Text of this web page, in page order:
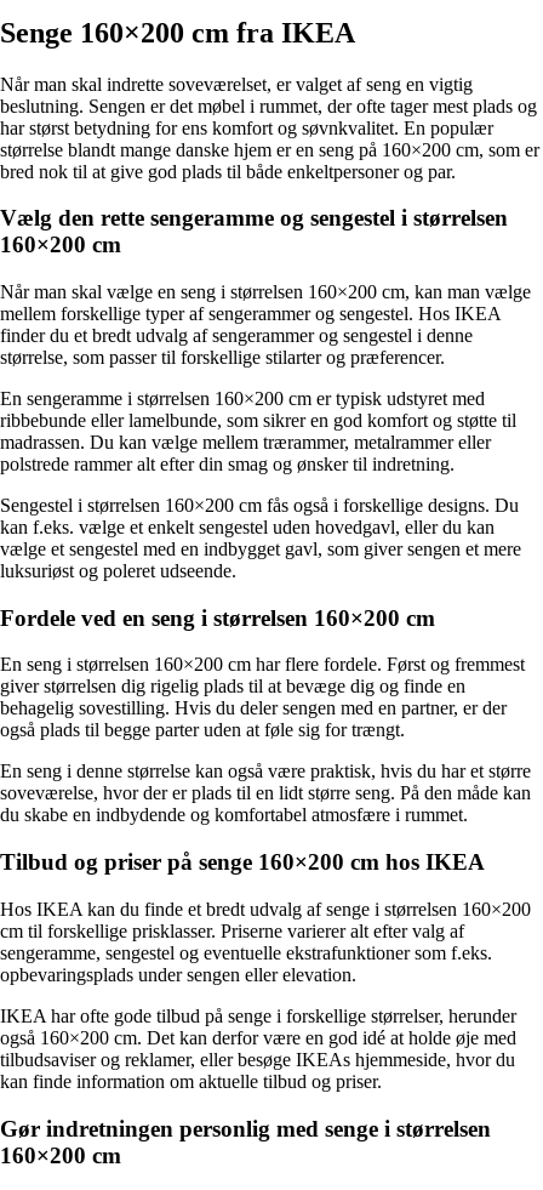
Senge 160×200 cm fra IKEA
Når man skal indrette soveværelset, er valget af seng en vigtig
beslutning. Sengen er det møbel i rummet, der ofte tager mest plads og
har størst betydning for ens komfort og søvnkvalitet. En populær
størrelse blandt mange danske hjem er en seng på 160×200 cm, som er
bred nok til at give god plads til både enkeltpersoner og par.
Vælg den rette sengeramme og sengestel i størrelsen
160×200 cm
Når man skal vælge en seng i størrelsen 160×200 cm, kan man vælge
mellem forskellige typer af sengerammer og sengestel. Hos IKEA
finder du et bredt udvalg af sengerammer og sengestel i denne
størrelse, som passer til forskellige stilarter og præferencer.
En sengeramme i størrelsen 160×200 cm er typisk udstyret med
ribbebunde eller lamelbunde, som sikrer en god komfort og støtte til
madrassen. Du kan vælge mellem trærammer, metalrammer eller
polstrede rammer alt efter din smag og ønsker til indretning.
Sengestel i størrelsen 160×200 cm fås også i forskellige designs. Du
kan f.eks. vælge et enkelt sengestel uden hovedgavl, eller du kan
vælge et sengestel med en indbygget gavl, som giver sengen et mere
luksuriøst og poleret udseende.
Fordele ved en seng i størrelsen 160×200 cm
En seng i størrelsen 160×200 cm har flere fordele. Først og fremmest
giver størrelsen dig rigelig plads til at bevæge dig og finde en
behagelig sovestilling. Hvis du deler sengen med en partner, er der
også plads til begge parter uden at føle sig for trængt.
En seng i denne størrelse kan også være praktisk, hvis du har et større
soveværelse, hvor der er plads til en lidt større seng. På den måde kan
du skabe en indbydende og komfortabel atmosfære i rummet.
Tilbud og priser på senge 160×200 cm hos IKEA
Hos IKEA kan du finde et bredt udvalg af senge i størrelsen 160×200
cm til forskellige prisklasser. Priserne varierer alt efter valg af
sengeramme, sengestel og eventuelle ekstrafunktioner som f.eks.
opbevaringsplads under sengen eller elevation.
IKEA har ofte gode tilbud på senge i forskellige størrelser, herunder
også 160×200 cm. Det kan derfor være en god idé at holde øje med
tilbudsaviser og reklamer, eller besøge IKEAs hjemmeside, hvor du
kan finde information om aktuelle tilbud og priser.
Gør indretningen personlig med senge i størrelsen
160×200 cm